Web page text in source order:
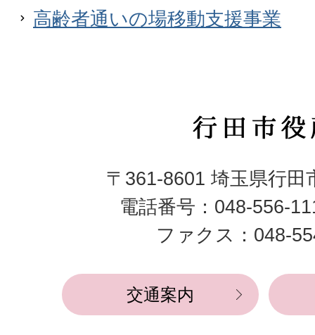
高齢者通いの場移動支援事業
行
市
役
所
〒361-8601 埼玉県行田
電話番号：048-556-
ファクス：048-
交通案内